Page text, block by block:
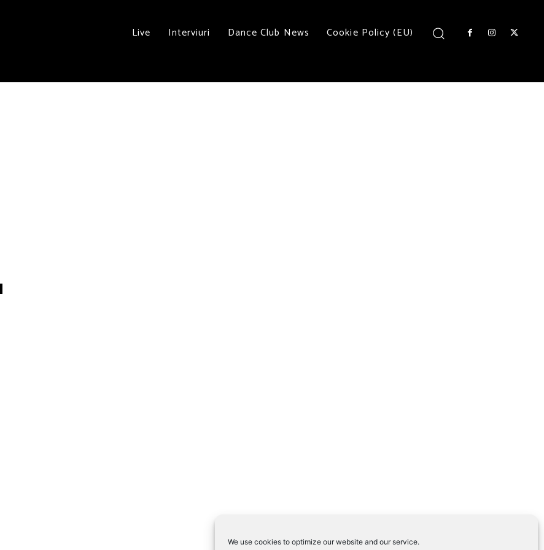
We use cookies to optimize our website and our service.
Live Interviuri Dance Club News Cookie Policy (EU)